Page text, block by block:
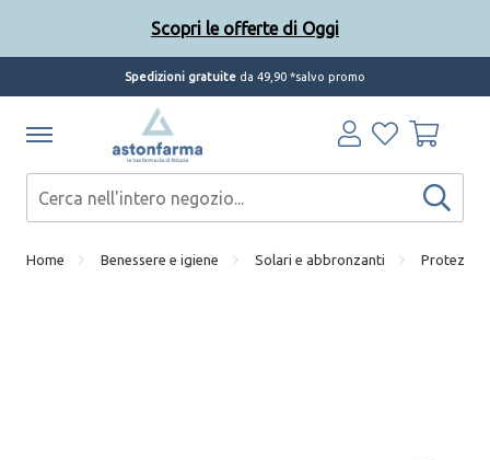
Spedizioni gratuite da 49,90 *salvo promo
Home Benessere e igiene Solari e abbronzanti
Scopri le offerte di Oggi